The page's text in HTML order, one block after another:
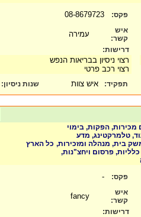
פקס:
איש
קשר:
עמירה
דרישות:
רצוי ניסיון בבריאות הנפש
רצוי רכב פרטי
תפקיד: איש צוות שנות ניסיון:
מכירות, הפקות, בימוי
טלמרקטינג, מדע
בית, מנהלה ומזכירות,
פרסום ויחצ"נות,
כל הארץ
פקס: -
איש
קשר:
דרישות: